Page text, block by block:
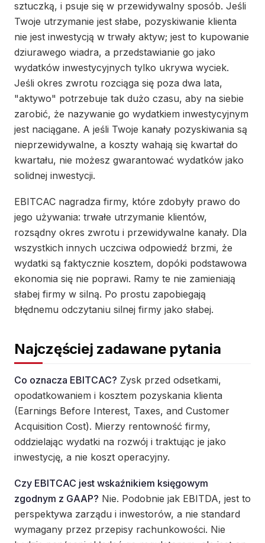
sztuczką, i psuje się w przewidywalny sposób. Jeśli
Twoje utrzymanie jest słabe, pozyskiwanie klienta
nie jest inwestycją w trwały aktyw; jest to kupowanie
dziurawego wiadra, a przedstawianie go jako
wydatków inwestycyjnych tylko ukrywa wyciek.
Jeśli okres zwrotu rozciąga się poza dwa lata,
"aktywo" potrzebuje tak dużo czasu, aby na siebie
zarobić, że nazywanie go wydatkiem inwestycyjnym
jest naciągane. A jeśli Twoje kanały pozyskiwania są
nieprzewidywalne, a koszty wahają się kwartał do
kwartału, nie możesz gwarantować wydatków jako
solidnej inwestycji.
EBITCAC nagradza firmy, które zdobyły prawo do
jego używania: trwałe utrzymanie klientów,
rozsądny okres zwrotu i przewidywalne kanały. Dla
wszystkich innych uczciwa odpowiedź brzmi, że
wydatki są faktycznie kosztem, dopóki podstawowa
ekonomia się nie poprawi. Ramy te nie zamieniają
słabej firmy w silną. Po prostu zapobiegają
błędnemu odczytaniu silnej firmy jako słabej.
Najczęściej zadawane pytania
Co oznacza EBITCAC? Zysk przed odsetkami,
opodatkowaniem i kosztem pozyskania klienta
(Earnings Before Interest, Taxes, and Customer
Acquisition Cost). Mierzy rentowność firmy,
oddzielając wydatki na rozwój i traktując je jako
inwestycję, a nie koszt operacyjny.
Czy EBITCAC jest wskaźnikiem księgowym
zgodnym z GAAP? Nie. Podobnie jak EBITDA, jest to
perspektywa zarządu i inwestorów, a nie standard
wymagany przez przepisy rachunkowości. Nie